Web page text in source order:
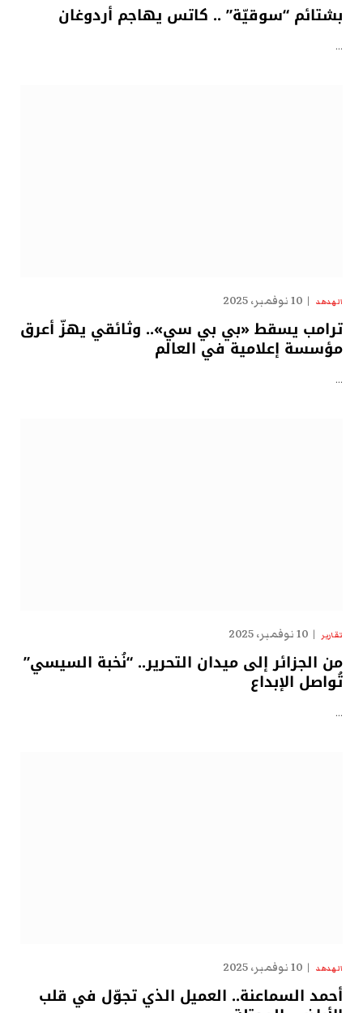
بشتائم “سوقيّة” .. كاتس يهاجم أردوغان
…
الهدهد 10 نوفمبر، 2025
ترامب يسقط «بي بي سي».. وثائقي يهزّ أعرق
مؤسسة إعلامية في العالم
…
تقارير 10 نوفمبر، 2025
من الجزائر إلى ميدان التحرير.. “نُخبة السيسي”
تُواصل الإبداع
…
الهدهد 10 نوفمبر، 2025
أحمد السماعنة.. العميل الذي تجوّل في قلب